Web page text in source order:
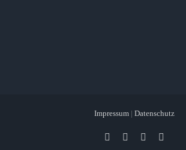
Impressum | Datenschutz
Facebook Instagram